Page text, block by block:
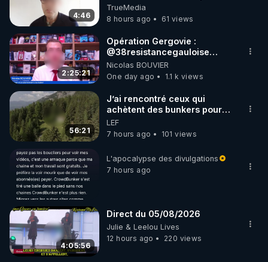
4:46
TrueMedia
8 hours ago
61 views
2:25:21
Opération Gergovie :
‪@38resistancegauloise‬
‪@MarionSigautOfficiel‬
‪@gladysriifard5710‬ Laëtitia
Nicolas BOUVIER
One day ago
1.1 k views
56:21
J’ai rencontré ceux qui
achètent des bunkers pour
survivre à la fin du monde
LEF
7 hours ago
101 views
L'apocalypse des divulgations
7 hours ago
4:05:56
Direct du 05/08/2026
Julie & Leelou Lives
12 hours ago
220 views